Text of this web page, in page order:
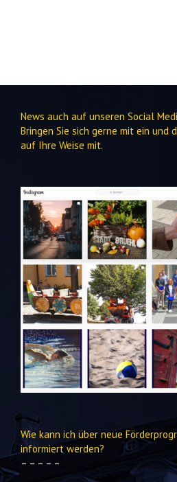
News auch auf unseren Social
Bringen Sie sich gerne mit ein und
auf Ihre Weise mit.
Wie kann ich über neue
informiert werden?
– – – – –